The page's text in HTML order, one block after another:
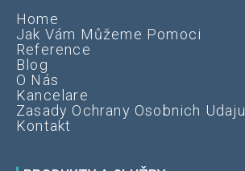
Home
Jak Vám Můžeme Pomoci
Reference
Blog
O Nás
Kancelare
Zasady Ochrany Osobnich Udaju
Kontakt